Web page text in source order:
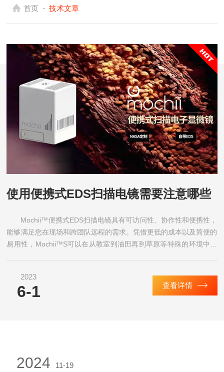
首页 - 技术文章
使用便携式EDS扫描电镜需要注意哪些
Mochii™便携式EDS扫描电镜具有可访问性、协作性和便携性，
能够满足您在现场和跨团队远程的需求。凭借更低的成本以及简便的
易用性，Mochii™S可以在从教室到油田再到草原等特殊的环境中进
2023
6-1 查看详情
2024 11-19